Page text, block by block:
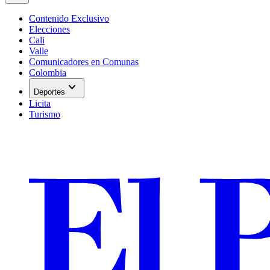
Contenido Exclusivo
Elecciones
Cali
Valle
Comunicadores en Comunas
Colombia
Deportes expand_more
Licita
Turismo